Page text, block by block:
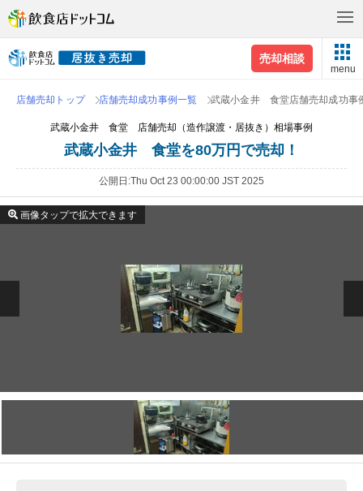
売却相談
menu
店舗売却トップ 店舗売却成功事例一覧 武蔵小金井 食堂店舗売却成功事
武蔵小金井 食堂 店舗売却（造作譲渡・居抜き）相場事例
武蔵小金井 食堂を80万円で売却！
公開日 Thu Oct 23 00:00:00 JST 2025
画像タップで拡大できます